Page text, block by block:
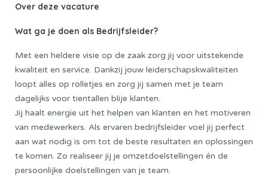
Over deze vacature
Wat ga je doen als Bedrijfsleider?
Met een heldere visie op de zaak zorg jij voor uitstekende
kwaliteit en service. Dankzij jouw leiderschapskwaliteiten
loopt alles op rolletjes en zorg jij samen met je team
dagelijks voor tientallen blije klanten.
Jij haalt energie uit het helpen van klanten en het motiveren
van medewerkers. Als ervaren bedrijfsleider voel jij perfect
aan wat nodig is om tot de beste resultaten en oplossingen
te komen. Zo realiseer jij je omzetdoelstellingen én de
persoonlijke doelstellingen van je team.